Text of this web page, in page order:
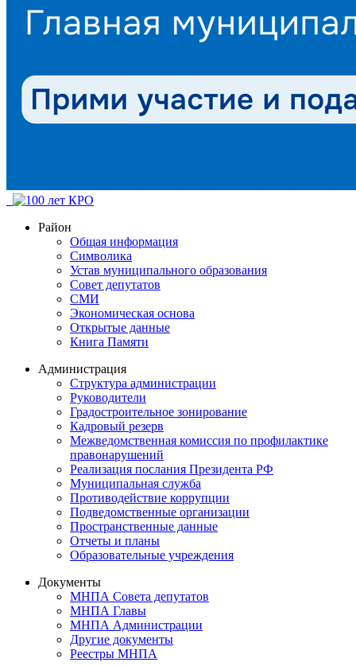
Район
Общая информация
Символика
Устав муниципального образования
Совет депутатов
СМИ
Экономическая основа
Открытые данные
Книга Памяти
Администрация
Структура администрации
Руководители
Градостроительное зонирование
Кадровый резерв
Межведомственная комиссия по профилактике
правонарушений
Реализация послания Президента РФ
Муниципальная служба
Противодействие коррупции
Подведомственные организации
Пространственные данные
Отчеты и планы
Образовательные учреждения
Документы
МНПА Совета депутатов
МНПА Главы
МНПА Администрации
Другие документы
Реестры МНПА